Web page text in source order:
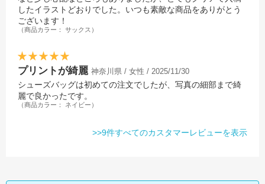
したイラストどおりでした。いつも素敵な商品をありがとう
ございます！
（商品カラー： サックス）
プリントが綺麗 神奈川県 / 女性 / 2025/11/30
シューズバッグは初めての注文でしたが、写真の細部まで綺
麗で良かったです。
（商品カラー： ネイビー）
>>9件すべてのカスタマーレビューを表示